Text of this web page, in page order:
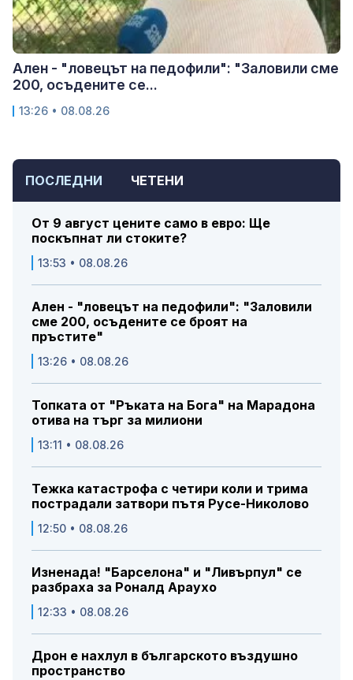
ПОСЛЕДНИ ЧЕТЕНИ
От 9 август цените само в евро: Ще
поскъпнат ли стоките?
13:53 • 08.08.26
Ален - "ловецът на педофили": "Заловили
сме 200, осъдените се броят на
пръстите"
13:26 • 08.08.26
Топката от "Ръката на Бога" на Марадона
отива на търг за милиони
13:11 • 08.08.26
Тежка катастрофа с четири коли и трима
пострадали затвори пътя Русе-Николово
12:50 • 08.08.26
Изненада! "Барселона" и "Ливърпул" се
разбраха за Роналд Араухо
12:33 • 08.08.26
Дрон е нахлул в българското въздушно
пространство
Ален - "ловецът на педофили": "Заловили сме
200, осъдените се...
13:26 • 08.08.26